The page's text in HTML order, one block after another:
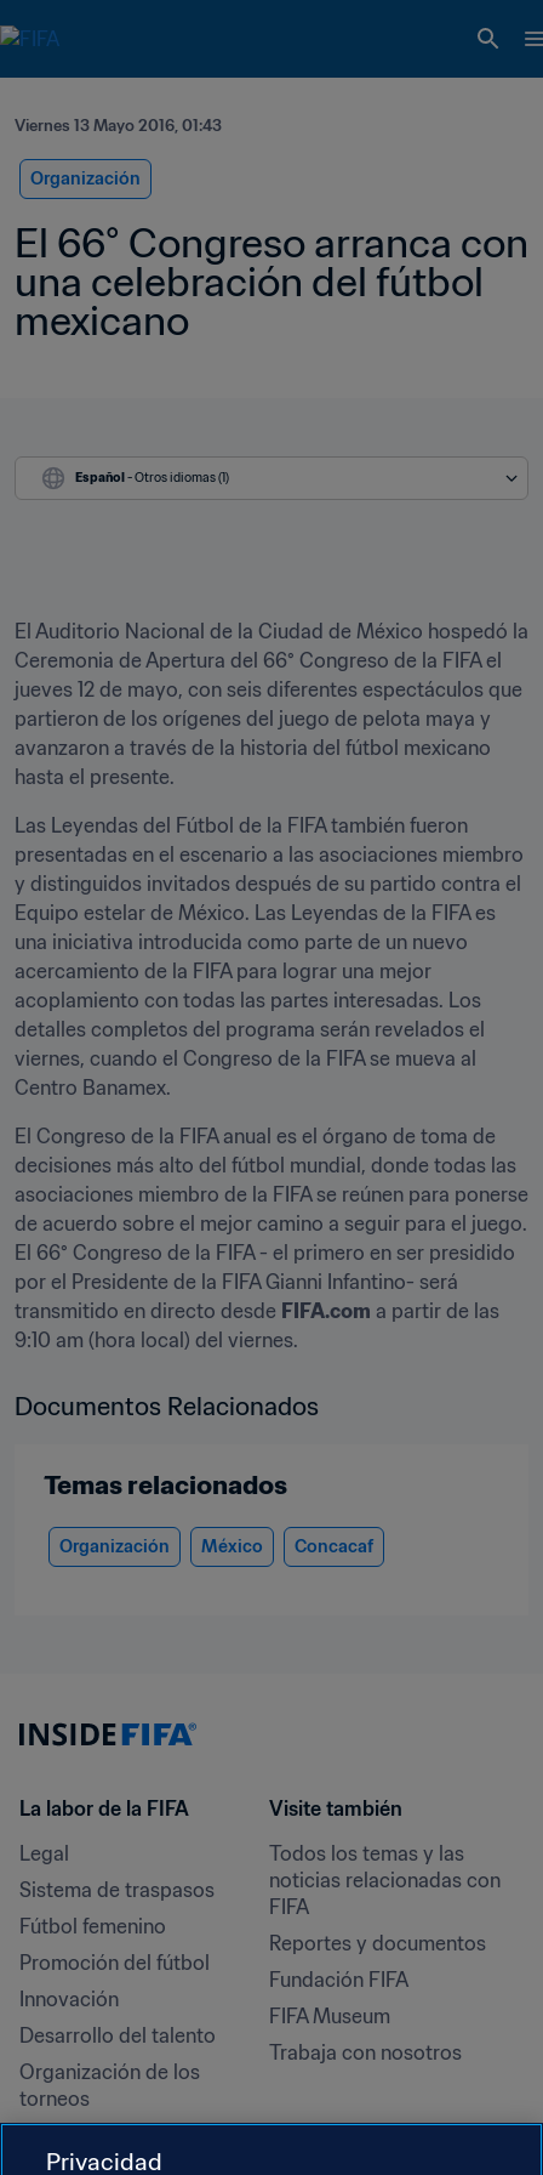
Viernes 13 Mayo 2016, 01:43
Organización
El 66° Congreso arranca con
una celebración del fútbol
mexicano
Español - Otros idiomas (1)
El Auditorio Nacional de la Ciudad de México hospedó la
Ceremonia de Apertura del 66° Congreso de la FIFA el
jueves 12 de mayo, con seis diferentes espectáculos que
partieron de los orígenes del juego de pelota maya y
avanzaron a través de la historia del fútbol mexicano
hasta el presente.
Las Leyendas del Fútbol de la FIFA también fueron
presentadas en el escenario a las asociaciones miembro
y distinguidos invitados después de su partido contra el
Equipo estelar de México. Las Leyendas de la FIFA es
una iniciativa introducida como parte de un nuevo
acercamiento de la FIFA para lograr una mejor
acoplamiento con todas las partes interesadas. Los
detalles completos del programa serán revelados el
viernes, cuando el Congreso de la FIFA se mueva al
Centro Banamex.
El Congreso de la FIFA anual es el órgano de toma de
decisiones más alto del fútbol mundial, donde todas las
asociaciones miembro de la FIFA se reúnen para ponerse
de acuerdo sobre el mejor camino a seguir para el juego.
El 66° Congreso de la FIFA - el primero en ser presidido
por el Presidente de la FIFA Gianni Infantino- será
transmitido en directo desde FIFA.com a partir de las
9:10 am (hora local) del viernes.
Documentos Relacionados
Temas relacionados
Organización México Concacaf
La labor de la FIFA
Legal
Sistema de traspasos
Fútbol femenino
Promoción del fútbol
Innovación
Desarrollo del talento
Organización de los
torneos
Visite también
Todos los temas y las
noticias relacionadas con
FIFA
Reportes y documentos
Fundación FIFA
FIFA Museum
Trabaja con nosotros
Privacidad